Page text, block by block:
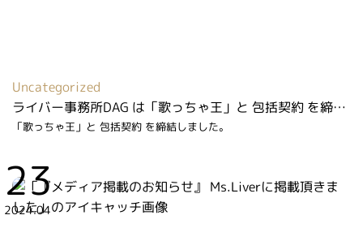
Uncategorized
ライバー事務所DAG は「歌っちゃ王」と 包括契約 を締結しました
「歌っちゃ王」と 包括契約 を締結しました。
23
2024.04